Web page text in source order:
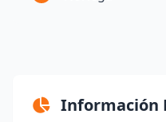
Información